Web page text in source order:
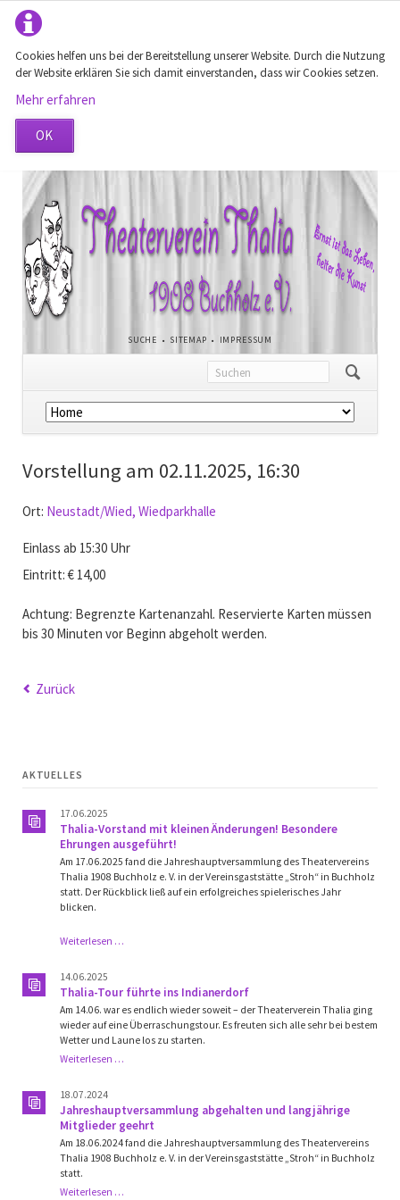
Cookies helfen uns bei der Bereitstellung unserer Website. Durch die Nutzung
der Website erklären Sie sich damit einverstanden, dass wir Cookies setzen.
Mehr erfahren
OK
NAVIGATION
ÜBERSPRINGEN
SUCHE SITEMAP IMPRESSUM
Navigation
überspringen
Vorstellung am 02.11.2025, 16:30
Ort: Neustadt/Wied, Wiedparkhalle
Einlass ab 15:30 Uhr
Eintritt: € 14,00
Achtung: Begrenzte Kartenanzahl. Reservierte Karten müssen
bis 30 Minuten vor Beginn abgeholt werden.
Zurück
AKTUELLES
17.06.2025
Thalia-Vorstand mit kleinen Änderungen! Besondere
Ehrungen ausgeführt!
Am 17.06.2025 fand die Jahreshauptversammlung des Theatervereins
Thalia 1908 Buchholz e. V. in der Vereinsgaststätte „Stroh“ in Buchholz
statt. Der Rückblick ließ auf ein erfolgreiches spielerisches Jahr
blicken.
Weiterlesen …
kleinen
Änderungen!
Besondere
Ehrungen
ausgeführt!
14.06.2025
Thalia-Tour führte ins Indianerdorf
Am 14.06. war es endlich wieder soweit – der Theaterverein Thalia ging
wieder auf eine Überraschungstour. Es freuten sich alle sehr bei bestem
Wetter und Laune los zu starten.
Weiterlesen …
Indianerdorf
18.07.2024
Jahreshauptversammlung abgehalten und langjährige
Mitglieder geehrt
Am 18.06.2024 fand die Jahreshauptversammlung des Theatervereins
Thalia 1908 Buchholz e. V. in der Vereinsgaststätte „Stroh“ in Buchholz
statt.
Weiterlesen …